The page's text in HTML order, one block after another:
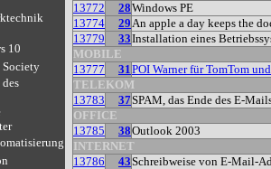
10
13772
28Windows PE
13774
29An apple a day keeps the
13779
33Installation eines
MOBILE
13777
31POI Warner für TomTom
TELEKOM
13783
37SPAM, das Ende des E-
OFFICE
13785
38Outlook 2003
INTERNET
13786
43Schreibweise von E-Mail-